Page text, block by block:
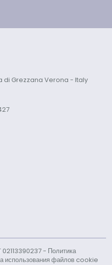
di Grezzana Verona - Italy
- Политика
использования файлов cookie